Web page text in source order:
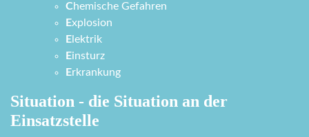
Chemische Gefahren
Explosion
E lektrik
Einsturz
Erkrankung
Situation - die Situation an der
Einsatzstelle